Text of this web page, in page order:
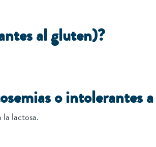
al gluten)?
o intolerantes
lactosa.